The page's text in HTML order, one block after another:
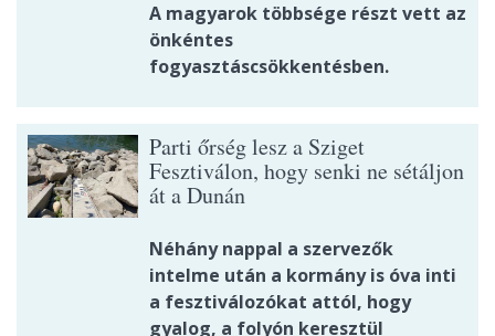
A magyarok többsége részt vett az
önkéntes
fogyasztáscsökkentésben.
Parti őrség lesz a Sziget
Fesztiválon, hogy senki ne sétáljon
át a Dunán
Néhány nappal a szervezők
intelme után a kormány is óva inti
a fesztiválozókat attól, hogy
gyalog, a folyón keresztül